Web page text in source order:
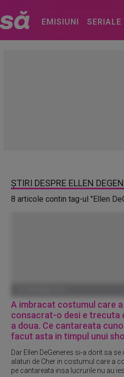
EMISIUNI SERIALE
ȘTIRI DESPRE ELLEN
8 articole contin tag-ul "Ellen
A imbracat costumul care a
consacrat-o desi e trecuta
a doua. Ce cantareata
facut asta in timpul unui
Dar Ellen DeGeneres si-a dorit sa
alaturi de Cher in costumul care a
pe cantareata insa lucrurile nu au